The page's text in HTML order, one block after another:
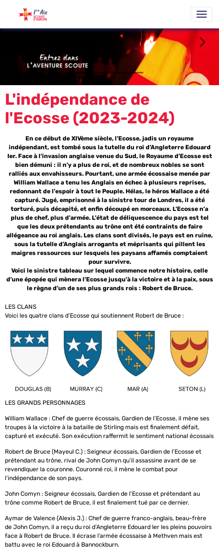
L'indépendance de
l'Ecosse (2023-2024)
En ce début de XIVème siècle, l’Ecosse, jadis un royaume
indépendant, est tombé sous la tutelle du roi d’Angleterre Edouard
Ier. Face à l’invasion anglaise venue du Sud, le Royaume d’Ecosse est
bien démuni : il n’y a plus de roi, et de nombreux nobles se sont
ralliés aux envahisseurs. Pourtant, une armée écossaise menée par
William Wallace a tenu les Anglais en échec à plusieurs reprises,
redonnant de l’espoir à tout le Peuple. Hélas, le héros Wallace a été
capturé. Jugé, emprisonné à la sinistre tour de Londres, il a été
torturé, puis décapité, et enfin découpé en morceaux. L’Ecosse n’a
plus de chef, plus d’armée. L’état de déliquescence du pays est tel
que les deux prétendants au trône ont été contraints de faire
allégeance au roi anglais. Les clans sont divisés, le pays est en ruine,
sous la tutelle d’Anglais arrogants et méprisants qui pillent les
maigres ressources sur lesquels les paysans affamés comptaient
pour survivre.
Voici le sinistre tableau sur lequel commence notre histoire, celle
d’une épopée qui mènera l’Ecosse jusqu’à la victoire et à la paix, sous
le règne d’un de ses plus grands rois : Robert de Bruce.
LES CLANS
Voici les quatre clans d’Ecosse qui soutiennent Robert de Bruce :
LES GRANDS PERSONNAGES
William Wallace : Chef de guerre écossais, Gardien de l’Ecosse, il mène ses
troupes à la victoire à la bataille de Stirling mais est finalement défait,
capturé et exécuté. Son exécution raffermit le sentiment national écossais
Robert de Bruce (Mayeul C.) : Seigneur écossais, Gardien de l’Ecosse et
prétendant au trône, rival de John Comyn qu’il assassine avant de se
revendiquer la couronne. Couronné roi, il mène le combat pour
l’indépendance de son pays.
John Comyn : Seigneur écossais, Gardien de l’Ecosse et prétendant au
trône comme Robert de Bruce, il est finalement tué par ce dernier.
Aymar de Valence (Alexis J.) : Chef de guerre franco-anglais, beau-frère
de John Comyn, il a reçu du roi d’Angleterre Edouard Ier les pleins pouvoirs
face à Robert de Bruce. Il écrase l’armée écossaise à Methven mais est
battu avec le roi Edouard à Bannockburn.